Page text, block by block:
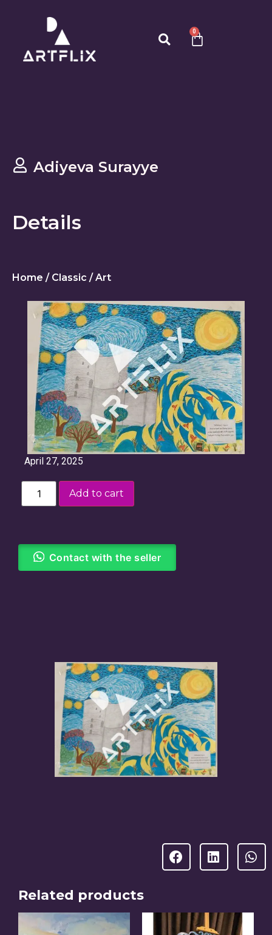
0
Adiyeva Surayye
Details
Home / Classic / Art
April 27, 2025
Add to cart
Contact with the seller
Related products